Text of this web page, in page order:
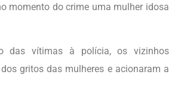
momento do crime uma mulher idosa
das vítimas à polícia, os vizinhos
gritos das mulheres e acionaram a